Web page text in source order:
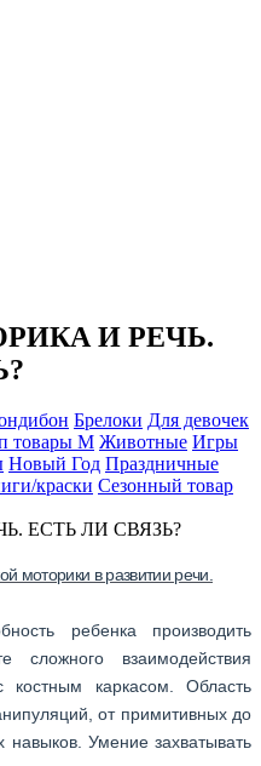
И РЕЧЬ.
Брелоки Для девочек
товары М Животные Игры
Новый Год Праздничные
краски Сезонный товар
моторики в развитии речи.
ребенка производить
сложного взаимодействия
каркасом. Область
от примитивных до
Умение захватывать